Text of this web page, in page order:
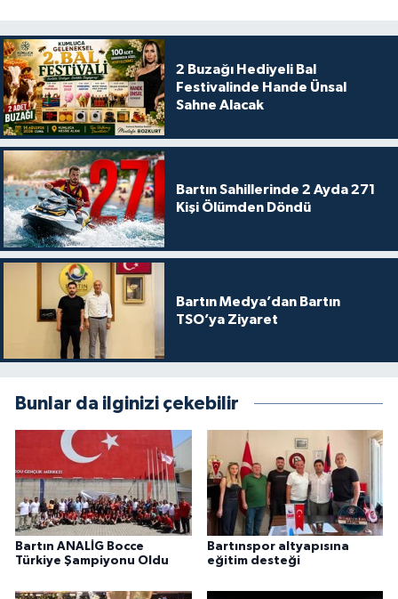
2 Buzağı Hediyeli Bal
Festivalinde Hande Ünsal
Sahne Alacak
Bartın Sahillerinde 2 Ayda 271
Kişi Ölümden Döndü
Bartın Medya’dan Bartın
TSO’ya Ziyaret
Bunlar da ilginizi çekebilir
Bartın ANALİG Bocce
Türkiye Şampiyonu Oldu
Bartınspor altyapısına
eğitim desteği